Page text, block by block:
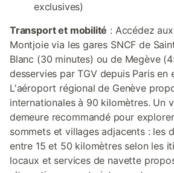
exclusives)
Transport et mobilité : Accédez
Montjoie via les gares SNCF de
Blanc (30 minutes) ou de Megève
desservies par TGV depuis Paris en
L'aéroport régional de Genève
internationales à 90 kilomètres. Un
demeure recommandé pour
sommets et villages adjacents : les
entre 15 et 50 kilomètres selon les
locaux et services de navette